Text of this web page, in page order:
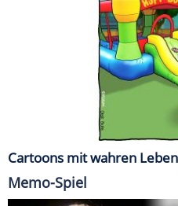
Cartoons mit wahren
Memo-Spiel